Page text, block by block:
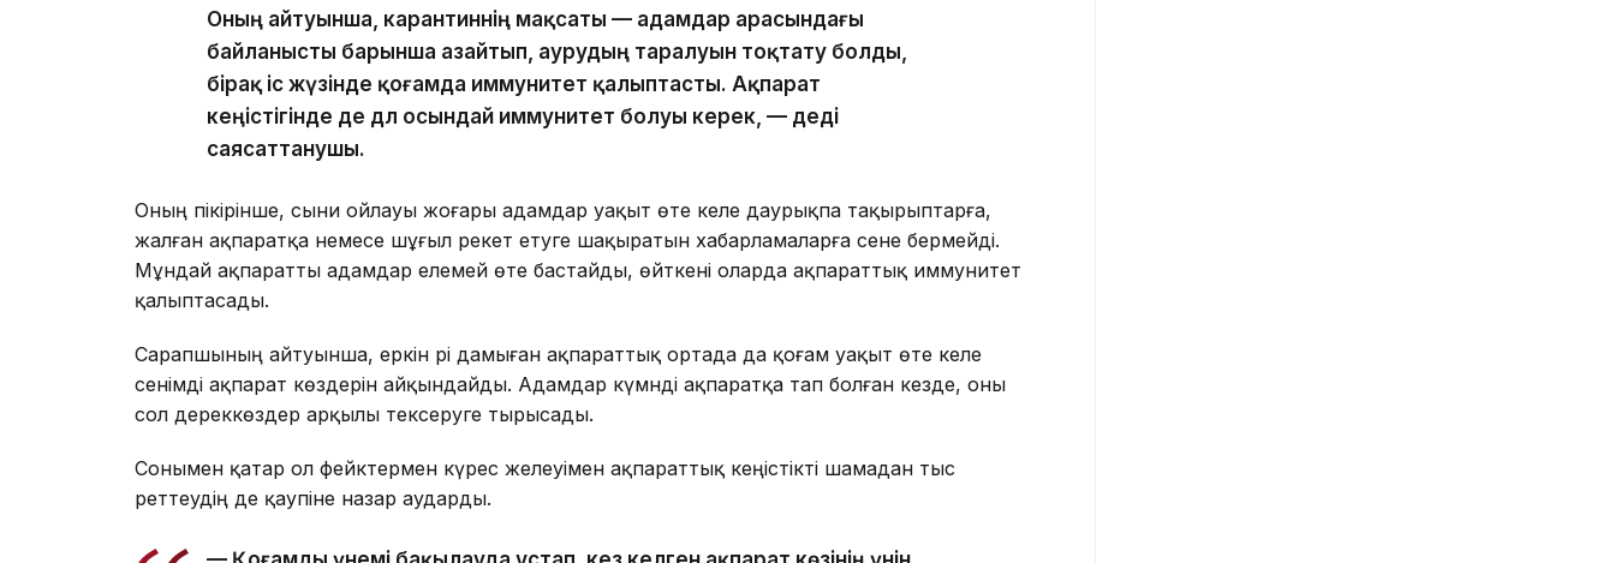
Оның айтуынша, карантиннің мақсаты — адамдар арасындағы
байланысты барынша азайтып, аурудың таралуын тоқтату болды,
бірақ іс жүзінде қоғамда иммунитет қалыптасты. Ақпарат
кеңістігінде де дәл осындай иммунитет болуы керек, — деді
саясаттанушы.
Оның пікірінше, сыни ойлауы жоғары адамдар уақыт өте келе даурықпа тақырыптарға,
жалған ақпаратқа немесе шұғыл әрекет етуге шақыратын хабарламаларға сене бермейді.
Мұндай ақпаратты адамдар елемей өте бастайды, өйткені оларда ақпараттық иммунитет
қалыптасады.
Сарапшының айтуынша, еркін әрі дамыған ақпараттық ортада да қоғам уақыт өте келе
сенімді ақпарат көздерін айқындайды. Адамдар күмәнді ақпаратқа тап болған кезде, оны
сол дереккөздер арқылы тексеруге тырысады.
Сонымен қатар ол фейктермен күрес желеуімен ақпараттық кеңістікті шамадан тыс
реттеудің де қаупіне назар аударды.